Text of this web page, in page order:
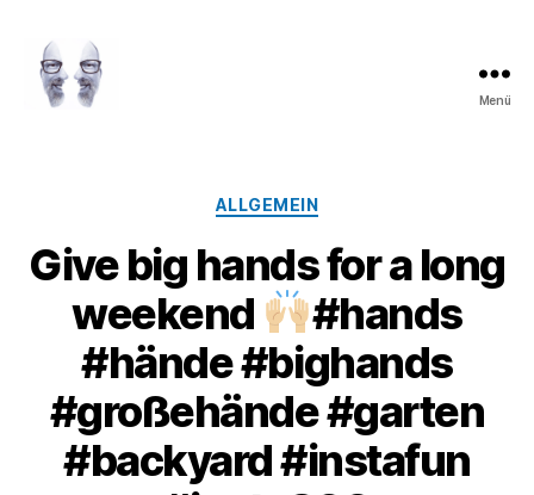
Menü
Kategorien
ALLGEMEIN
Give big hands for a long
weekend
#hands
#hände #bighands
#großehände #garten
#backyard #instafun